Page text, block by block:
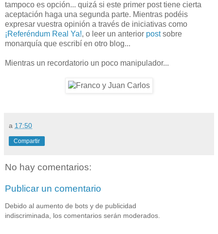
tampoco es opción... quizá si este primer post tiene cierta
aceptación haga una segunda parte. Mientras podéis
expresar vuestra opinión a través de iniciativas como
¡Referéndum Real Ya!, o leer un anterior postsobre
monarquía que escribí en otro blog...
Mientras un recordatorio un poco manipulador...
a 17:50
Compartir
No hay comentarios:
Publicar un comentario
Debido al aumento de bots y de publicidad
indiscriminada, los comentarios serán moderados.